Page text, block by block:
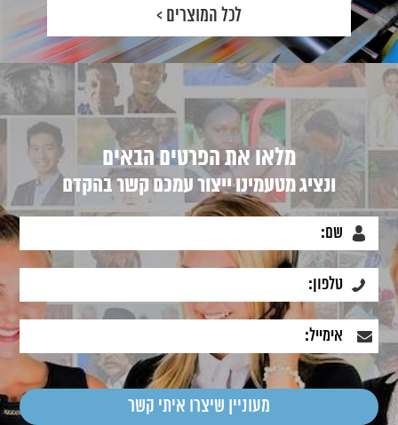
לכל המוצרים >
מלאו את הפרטים הבאים
ונציג מטעמינו ייצור עמכם קשר בהקדם